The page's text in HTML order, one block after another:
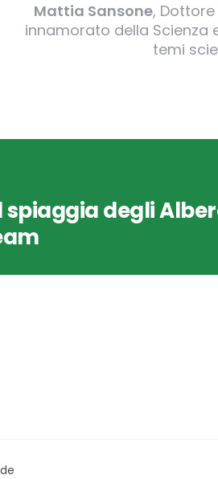
Mattia Sansone,
innamorato della Scienza
temi
spiaggia degli